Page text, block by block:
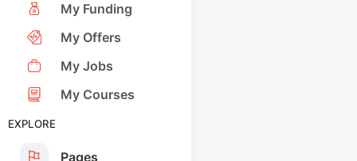
My Funding
My Offers
My Jobs
My Courses
EXPLORE
Pages